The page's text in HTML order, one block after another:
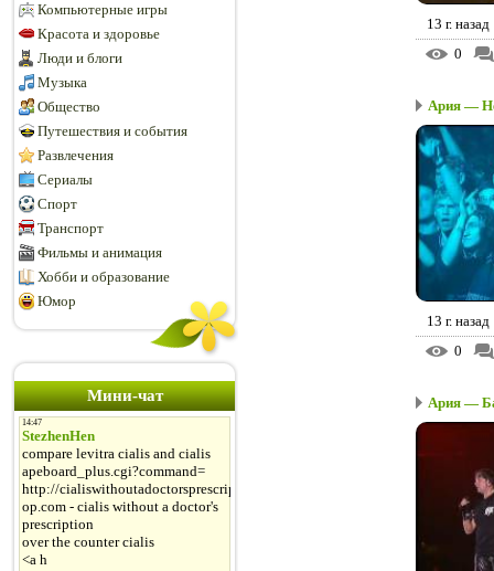
Компьютерные игры
Красота и здоровье
Люди и блоги
Музыка
Общество
Путешествия и события
Развлечения
Сериалы
Спорт
Транспорт
Фильмы и анимация
Хобби и образование
Юмор
Мини-чат
13 г. назад
0
Ария —
13 г. назад
0
Ария —